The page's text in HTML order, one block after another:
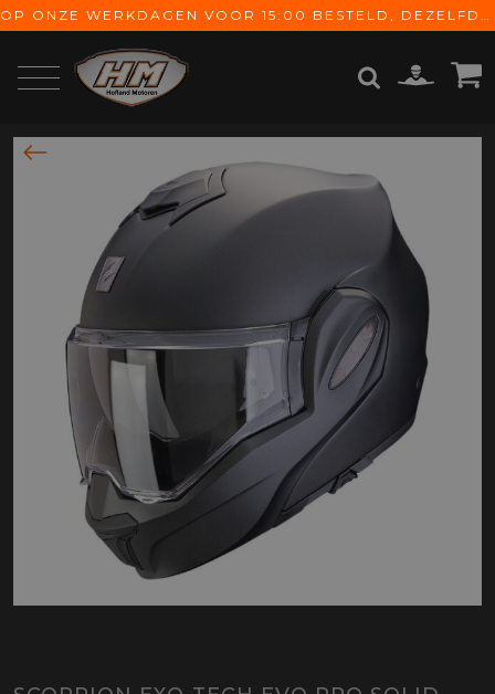
OP ONZE WERKDAGEN VOOR 15:00 BESTELD, DEZELFDE DAG VERZONDEN! GRATIS VERZENDING VANAF € 65,-